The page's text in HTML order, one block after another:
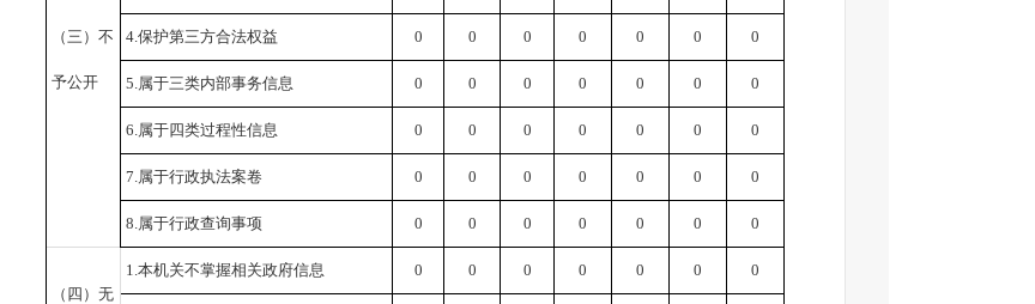
（三）不
予公开
4.保护第三方合法权益 0 0 0 0 0 0 0
5.属于三类内部事务信息 0 0 0 0 0 0 0
6.属于四类过程性信息 0 0 0 0 0 0 0
7.属于行政执法案卷 0 0 0 0 0 0 0
8.属于行政查询事项 0 0 0 0 0 0 0
（四）无
1.本机关不掌握相关政府信息 0 0 0 0 0 0 0